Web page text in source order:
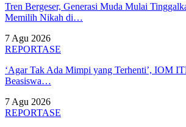
Tren Bergeser, Generasi Muda Mulai
Memilih Nikah di…
7 Agu 2026
REPORTASE
‘Agar Tak Ada Mimpi yang Terhenti’, IOM
Beasiswa…
7 Agu 2026
REPORTASE